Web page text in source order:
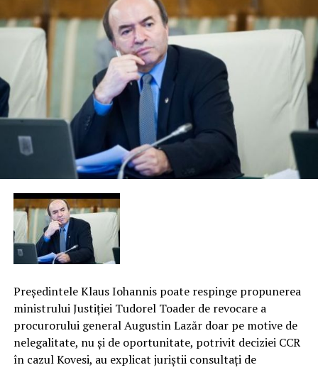
Preşedintele Klaus Iohannis poate respinge propunerea
ministrului Justiţiei Tudorel Toader de revocare a
procurorului general Augustin Lazăr doar pe motive de
nelegalitate, nu şi de oportunitate, potrivit deciziei CCR
în cazul Kovesi, au explicat juriştii consultaţi de